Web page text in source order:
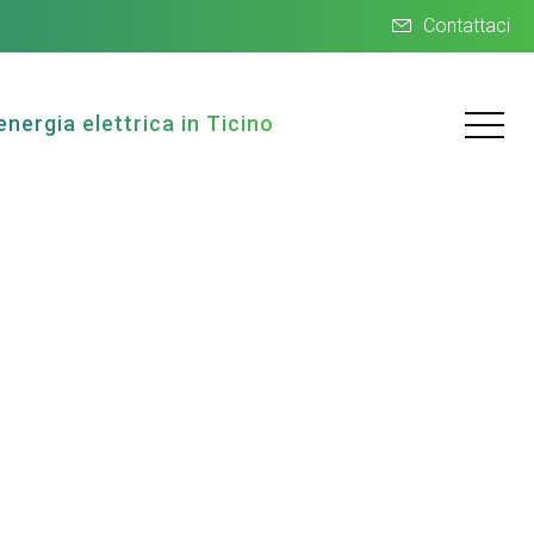
Contattaci
elettrica in Ticino